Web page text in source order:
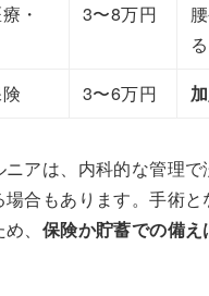
・
3〜8万円
る
3〜6万円
ニアは、内科的な管理
場合もあります。手術
、 保険か貯蓄での備